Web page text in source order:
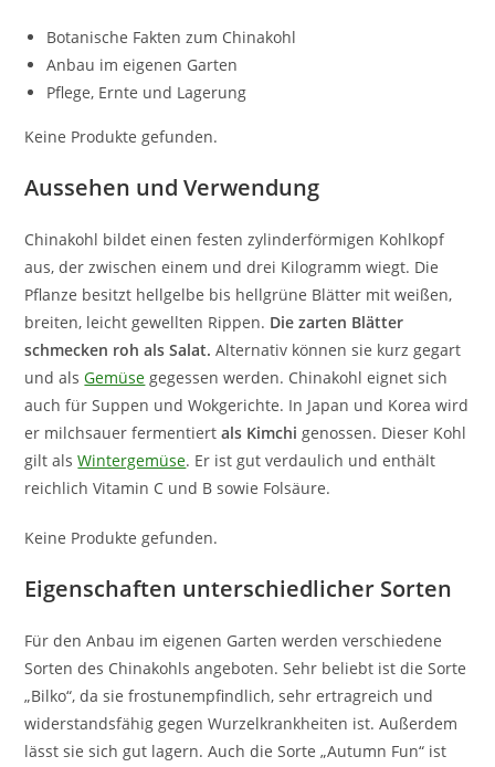
Botanische Fakten zum Chinakohl
Anbau im eigenen Garten
Pflege, Ernte und Lagerung
Keine Produkte gefunden.
Aussehen und Verwendung
Chinakohl bildet einen festen zylinderförmigen Kohlkopf
aus, der zwischen einem und drei Kilogramm wiegt. Die
Pflanze besitzt hellgelbe bis hellgrüne Blätter mit weißen,
breiten, leicht gewellten Rippen. Die zarten Blätter
schmecken roh als Salat.Alternativ können sie kurz gegart
und alsGemüse gegessen werden. Chinakohl eignet sich
auch für Suppen und Wokgerichte. In Japan und Korea wird
er milchsauer fermentiertals Kimchi genossen. Dieser Kohl
gilt alsWintergemüse. Er ist gut verdaulich und enthält
reichlich Vitamin C und B sowie Folsäure.
Keine Produkte gefunden.
Eigenschaften unterschiedlicher Sorten
Für den Anbau im eigenen Garten werden verschiedene
Sorten des Chinakohls angeboten. Sehr beliebt ist die Sorte
„Bilko“, da sie frostunempfindlich, sehr ertragreich und
widerstandsfähig gegen Wurzelkrankheiten ist. Außerdem
lässt sie sich gut lagern. Auch die Sorte „Autumn Fun“ ist